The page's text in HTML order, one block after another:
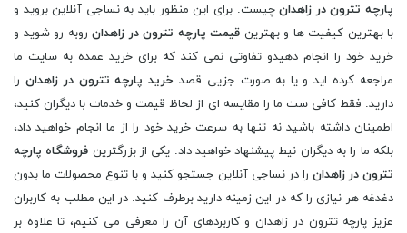
پارچه تترون در زاهدانچیست. برای این منظور باید به نساجی آنلاین بروید و
با بهترین کیفیت ها و بهترین قیمت پارچه تترون در زاهدان روبه رو شوید و
خرید خود را انجام دهیدو تفاوتی نمی کند که برای خرید عمده به سایت ما
مراجعه کرده اید و یا به صورت جزیی قصد خرید پارچه تترون در زاهدان را
دارید. فقط کافی ست ما را مقایسه ای از لحاظ قیمت و خدمات با دیگران کنید،
اطمینان داشته باشید نه تنها به سرعت خرید خود را از ما انجام خواهید داد،
بلکه ما را به دیگران نیط پیشنهاد خواهید داد. یکی از بزرگترین فروشگاه پارچه
تترون در زاهدان را در نساجی آنلاین جستجو کنید و با تنوع محصولات ما بدون
دغدغه هر نیازی را که در این زمینه دارید برطرف کنید. در این مطلب به کاربران
عزیز پارچه تترون در زاهدان و کاربردهای آن را معرفی می کنیم، تا علاوه بر